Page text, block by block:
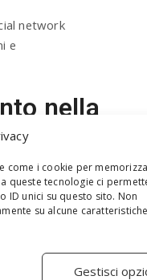
come i cookie per
queste tecnologie ci
ID unici su questo sito. Non
su alcune
Gestisci
network
e
nella
utile porsi alcune
e lo scopo
mente locale
visibilità, la scelta
e aiutare a